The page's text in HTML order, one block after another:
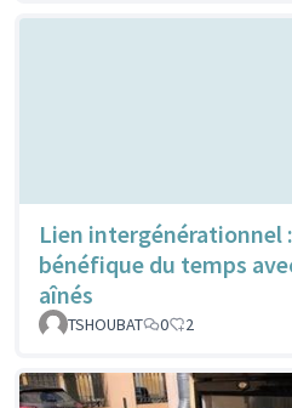
Lien intergénérationnel
bénéfique du temps
aînés
TSHOUBAT 0 2